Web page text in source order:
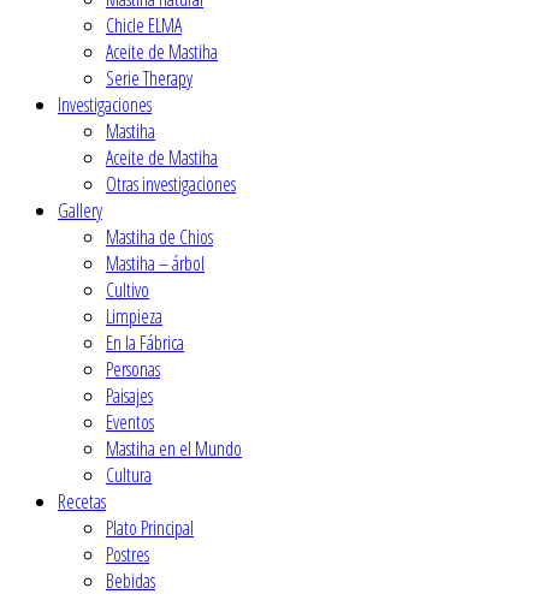
Chicle ELMA
Aceite de Mastiha
Serie Therapy
Investigaciones
Mastiha
Aceite de Mastiha
Οtras investigaciones
Gallery
Mastiha de Chios
Mastiha – árbol
Cultivo
Limpieza
En la Fábrica
Personas
Paisajes
Eventos
Mastiha en el Mundo
Cultura
Recetas
Plato Principal
Postres
Βebidas